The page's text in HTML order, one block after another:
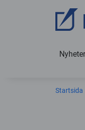
Nyheter
Startsida